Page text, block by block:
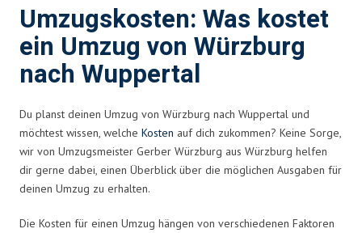
Umzugskosten: Was kostet
ein Umzug von Würzburg
nach Wuppertal
Du planst deinen Umzug von Würzburg nach Wuppertal und
möchtest wissen, welche Kosten auf dich zukommen? Keine Sorge,
wir von Umzugsmeister Gerber Würzburg aus Würzburg helfen
dir gerne dabei, einen Überblick über die möglichen Ausgaben für
deinen Umzug zu erhalten.
Die Kosten für einen Umzug hängen von verschiedenen Faktoren